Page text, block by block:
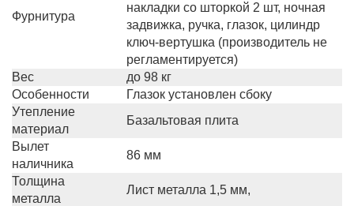
Фурнитура
накладки со шторкой 2 шт, ночная
задвижка, ручка, глазок, цилиндр
ключ-вертушка (производитель не
регламентируется)
Вес
до 98 кг
Особенности
Глазок установлен сбоку
Утепление
материал
Базальтовая плита
Вылет
наличника
86 мм
Толщина
металла
Лист металла 1,5 мм,